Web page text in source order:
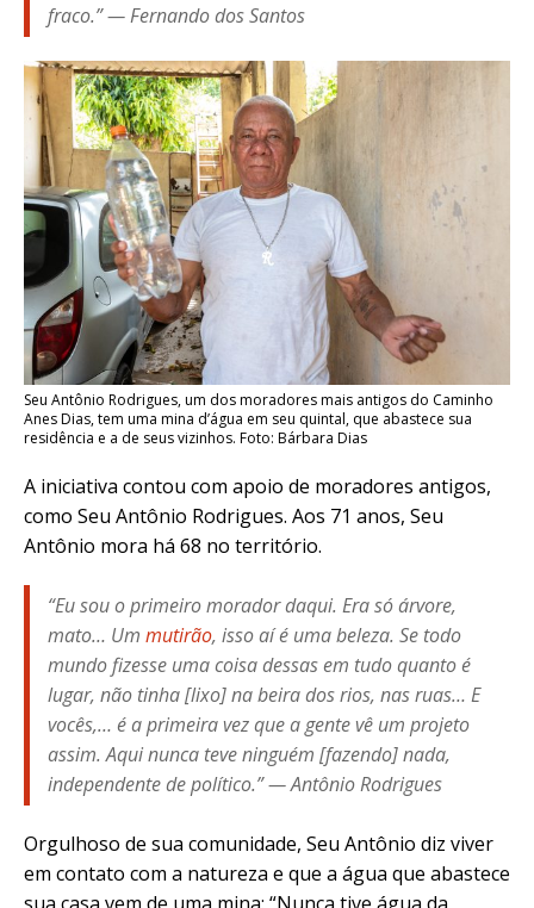
fraco.” — Fernando dos Santos
Seu Antônio Rodrigues, um dos moradores mais antigos do Caminho
Anes Dias, tem uma mina d’água em seu quintal, que abastece sua
residência e a de seus vizinhos. Foto: Bárbara Dias
A iniciativa contou com apoio de moradores antigos,
como Seu Antônio Rodrigues. Aos 71 anos, Seu
Antônio mora há 68 no território.
“Eu sou o primeiro morador daqui. Era só árvore,
mato… Um mutirão, isso aí é uma beleza. Se todo
mundo fizesse uma coisa dessas em tudo quanto é
lugar, não tinha [lixo] na beira dos rios, nas ruas… E
vocês,… é a primeira vez que a gente vê um projeto
assim. Aqui nunca teve ninguém [fazendo] nada,
independente de político.” — Antônio Rodrigues
Orgulhoso de sua comunidade, Seu Antônio diz viver
em contato com a natureza e que a água que abastece